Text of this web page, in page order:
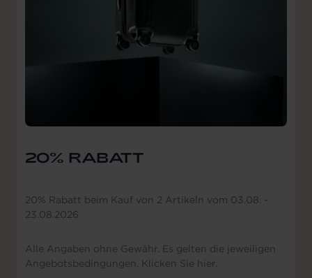
20% RABATT
20% Rabatt beim Kauf von 2 Artikeln vom 03.08. -
23.08.2026
Alle Angaben ohne Gewähr. Es gelten die jeweiligen
Angebotsbedingungen. Klicken Sie hier.